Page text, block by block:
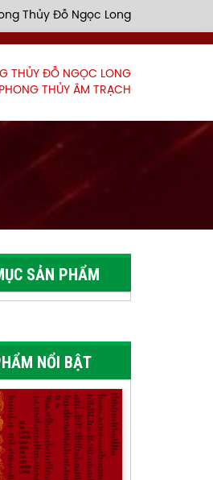
Thủy Đỗ Ngọc Long
THỦY ĐỖ NGỌC LONG
THỦY ÂM TRẠCH
SẢN PHẨM
NỔI BẬT
Thủy size lớn
Thủy size nhỏ